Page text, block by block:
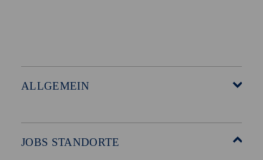
ALLGEMEIN
Für Bewerber
JOBS STANDORTE